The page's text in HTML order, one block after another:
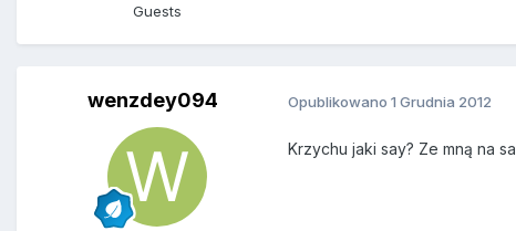
Guests
wenzdey094 Opublikowano 1 Grudnia 2012
Krzychu jaki say? Ze mną na